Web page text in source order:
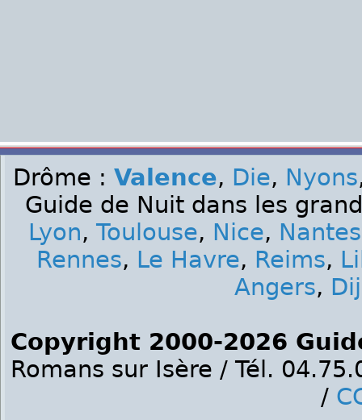
Drôme : Valence, Die, Nyons
Guide de Nuit dans les
Lyon, Toulouse, Nice, Nantes
Rennes, Le Havre, Reims,
Angers,
Copyright 2000-2026
Romans sur Isère / Tél.
/